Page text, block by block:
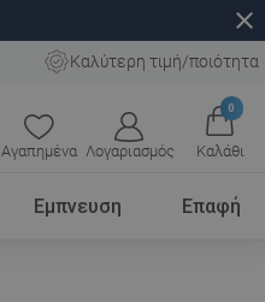
close
Καλύτερη τιμή/ποιότητα
Αγαπημένα Λογαριασμός
0
Καλάθι
Εμπνευση Επαφή